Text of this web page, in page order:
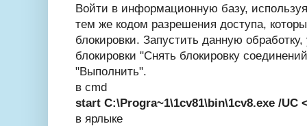
Войти в информационную базу,
тем же кодом разрешения доступа,
блокировки. Запустить данную
блокировки "Снять блокировку
"Выполнить".
в cmd
start C:\Progra~1\1cv81\bin\1cv8.exe /UC
в ярлыке